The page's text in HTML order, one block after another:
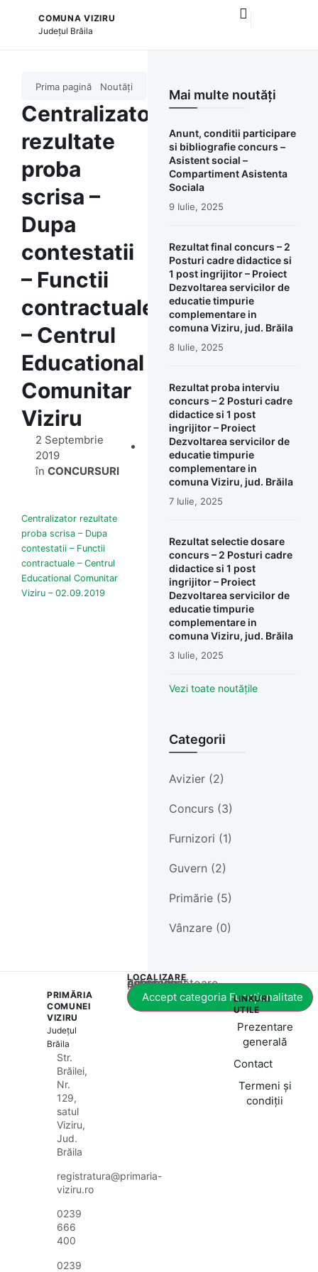
COMUNA VIZIRU
Județul Brăila
Prima pagină Noutăți
Centralizator
rezultate
proba
scrisa –
Dupa
contestatii
– Functii
contractuale
– Centrul
Educational
Comunitar
Viziru
2 Septembrie
2019
în CONCURSURI
Centralizator rezultate
proba scrisa – Dupa
contestatii – Functii
contractuale – Centrul
Educational Comunitar
Viziru – 02.09.2019
Mai multe noutăți
Anunt, conditii participare
si bibliografie concurs –
Asistent social –
Compartiment Asistenta
Sociala
9 Iulie, 2025
Rezultat final concurs – 2
Posturi cadre didactice si
1 post ingrijitor – Proiect
Dezvoltarea servicilor de
educatie timpurie
complementare in
comuna Viziru, jud. Brăila
8 Iulie, 2025
Rezultat proba interviu
concurs – 2 Posturi cadre
didactice si 1 post
ingrijitor – Proiect
Dezvoltarea servicilor de
educatie timpurie
complementare in
comuna Viziru, jud. Brăila
7 Iulie, 2025
Rezultat selectie dosare
concurs – 2 Posturi cadre
didactice si 1 post
ingrijitor – Proiect
Dezvoltarea servicilor de
educatie timpurie
complementare in
comuna Viziru, jud. Brăila
3 Iulie, 2025
Vezi toate noutățile
Categorii
Avizier (2)
Concurs (3)
Furnizori (1)
Guvern (2)
Primărie (5)
Vânzare (0)
PRIMĂRIA
COMUNEI
VIZIRU
Județul
Brăila
Str.
Brăilei,
Nr.
129,
satul
Viziru,
Jud.
Brăila
registratura@primaria-
viziru.ro
0239
666
400
0239
LOCALIZARE
Acest conținut este blocat până când acceptați categoria corespunzătoare de cookie-uri.
Accept categoria Funcționalitate
LINKURI
UTILE
Prezentare
generală
Contact
Termeni și
condiții